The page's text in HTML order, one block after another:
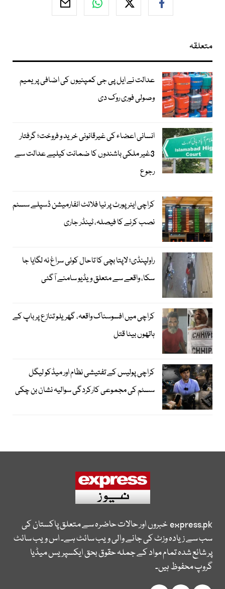
متعلقہ
عدالت نے ایل پی جی کمپنیوں کی اضافی پریمیم
وصولی فوری روک دی
انسانی اعضاء کی غیرقانونی خرید و فروخت؛ گرفتار
3غیر ملکی باشندوں کا ضمانت کیلیے عدالت سے
رجوع
کراچی ایئرپورٹ پر نیا فلائٹ انفارمیشن ڈسپلے سسٹم
نصب کرنے کا فیصلہ، ٹینڈر جاری
راولپنڈی؛ لاپتا بچی کا تاحال کوئی سراغ نہ لگایا جا
سکا، واقعے سے متعلق ویڈیو سامنے آگئی
کراچی میں افسوسناک واقعہ، گھریلو تنازع پر باپ کے
ہاتھوں بیٹا قتل
کراچی پولیس کے تفتیشی نظام اور میڈکو لیگل
سسٹم کی مجموعی کارکردگی سوالیہ نشان بن چکی
express.pkخبروں اور حالات حاضرہ سے متعلق پاکستان کی
سب سے زیادہ وزٹ کی جانے والی ویب سائٹ ہے۔ اس ویب سائٹ
پر شائع شدہ تمام مواد کے جملہ حقوق بحق ایکسپریس میڈیا
گروپ محفوظ ہیں۔